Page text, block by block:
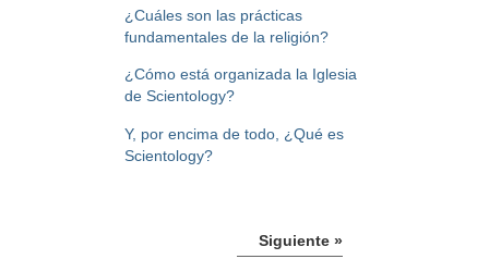
¿Cuáles son las prácticas
fundamentales de la religión?
¿Cómo está organizada la Iglesia
de Scientology?
Y, por encima de todo, ¿Qué es
Scientology?
Siguiente »